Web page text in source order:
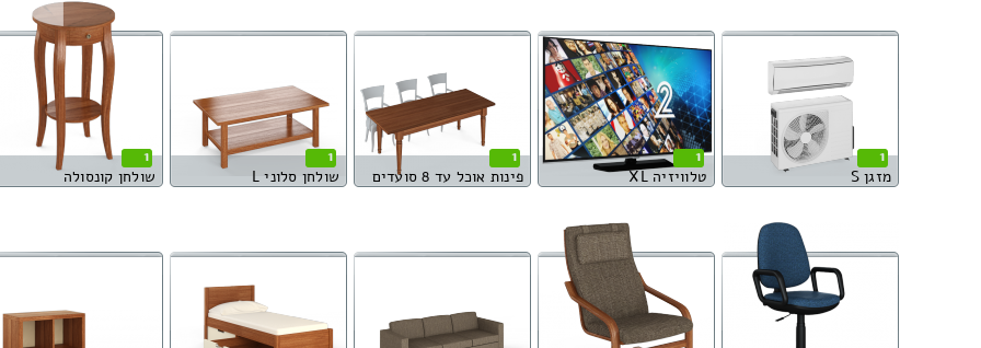
1
מזגן S
1
טלוויזיה XL
1
פינות אוכל עד 8 סועדים
1
שולחן סלוני L
1
שולחן קונסולה